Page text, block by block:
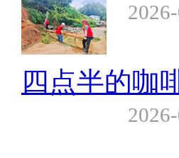
四点半的咖